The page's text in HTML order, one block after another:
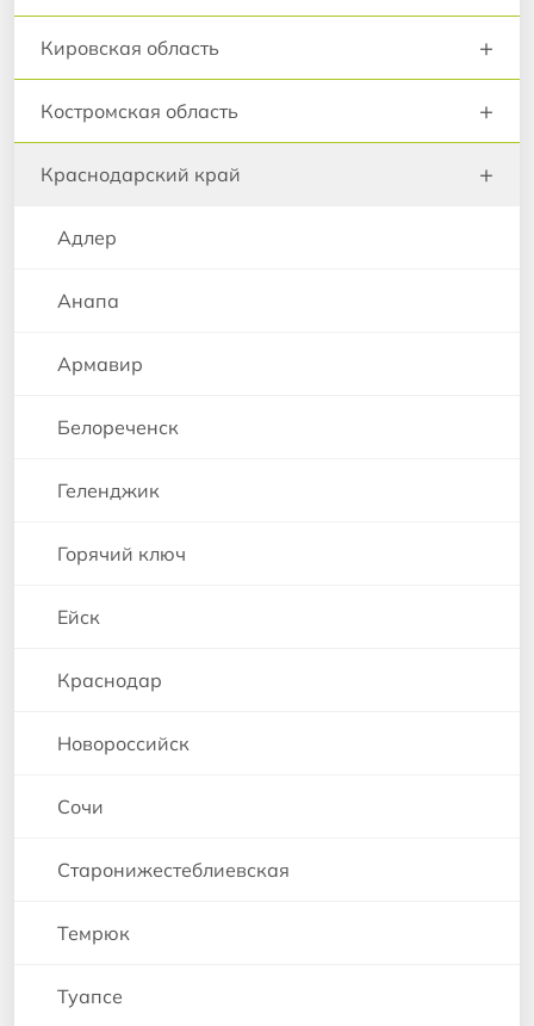
Кировская область +
Костромская область +
Краснодарский край +
Адлер
Анапа
Армавир
Белореченск
Геленджик
Горячий ключ
Ейск
Краснодар
Новороссийск
Сочи
Старонижестеблиевская
Темрюк
Туапсе